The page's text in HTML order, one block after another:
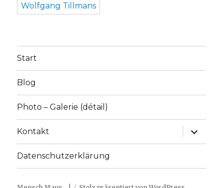
Wolfgang Tillmans
Start
Blog
Photo – Galerie (détail)
Kontakt
Datenschutzerklärung